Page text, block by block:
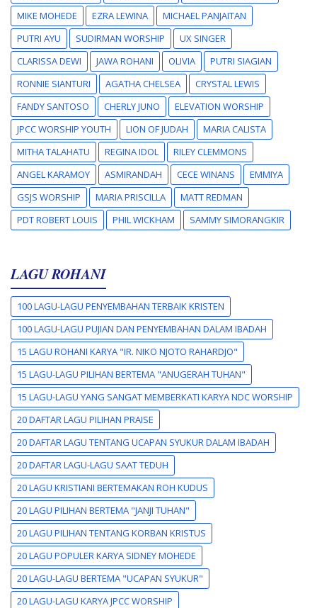
MIKE MOHEDE
EZRA LEWINA
MICHAEL PANJAITAN
PUTRI AYU
SUDIRMAN WORSHIP
UX SINGER
CLARISSA DEWI
JAWA ROHANI OLIVIA
PUTRI SIAGIAN
RONNIE SIANTURI
AGATHA CHELSEA
CRYSTAL LEWIS
FANDY SANTOSO
CHERLY JUNO
ELEVATION WORSHIP
JPCC WORSHIP YOUTH
LION OF JUDAH
MARIA CALISTA
MITHA TALAHATU
REGINA IDOL
RILEY CLEMMONS
ANGEL KARAMOY
ASMIRANDAH CECE WINANS
EMMIYA
GSJS WORSHIP
MARIA PRISCILLA
MATT REDMAN
PDT ROBERT LOUIS
PHIL WICKHAM SAMMY SIMORANGKIR
LAGU ROHANI
100 LAGU-LAGU PENYEMBAHAN TERBAIK KRISTEN
100 LAGU-LAGU PUJIAN DAN PENYEMBAHAN DALAM IBADAH
15 LAGU ROHANI KARYA "IR. NIKO NJOTO RAHARDJO"
15 LAGU-LAGU PILIHAN BERTEMA "ANUGERAH TUHAN"
15 LAGU-LAGU YANG SANGAT MEMBERKATI KARYA NDC WORSHIP
20 DAFTAR LAGU PILIHAN PRAISE
20 DAFTAR LAGU TENTANG UCAPAN SYUKUR DALAM IBADAH
20 DAFTAR LAGU-LAGU SAAT TEDUH
20 LAGU KRISTIANI BERTEMAKAN ROH KUDUS
20 LAGU PILIHAN BERTEMA "JANJI TUHAN"
20 LAGU PILIHAN TENTANG KORBAN KRISTUS
20 LAGU POPULER KARYA SIDNEY MOHEDE
20 LAGU-LAGU BERTEMA "UCAPAN SYUKUR"
20 LAGU-LAGU KARYA JPCC WORSHIP